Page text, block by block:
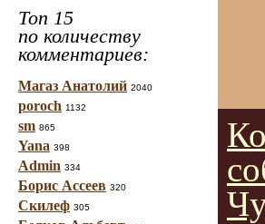
Топ 15
по количеству
комментариев:
Магаз Анатолий 2040
poroch 1132
sm 865
Yana 398
Admin 334
Борис Ассеев 320
Скилеф 305